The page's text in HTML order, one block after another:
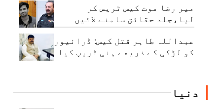
میر رضا موت کیس ٹریس کر
لیا،جلد حقائق سامنے لائیں
گے،آئی جی سندھ
عبداللہ طاہر قتل کیس: ڈرائیور
کو لڑکی کے ذریعے ہنی ٹریپ کیا
دنیا